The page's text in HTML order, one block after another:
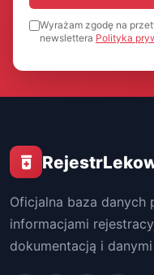
Wyrażam zgodę na
newslettera Polityka
Oficjalna baza
informacjami
dokumentacją i